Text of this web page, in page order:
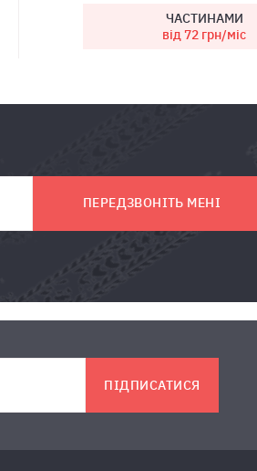
ЧАСТИНАМИ
від 72 грн/міс
ПЕРЕДЗВОНІТЬ МЕНІ
ПІДПИСАТИСЯ